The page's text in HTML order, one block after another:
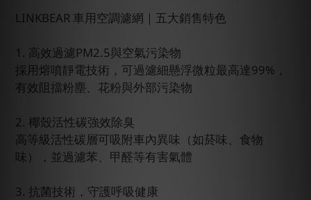
LINKBEAR 車用空調濾網｜五大銷售特色
1. 高效過濾PM2.5與空氣污染物
採用熔噴靜電技術，可過濾細懸浮微粒最高達99%，
有效阻擋粉塵、花粉與外部污染物
2. 椰殼活性碳強效除臭
高等級活性碳層可吸附車內異味（如菸味、食物
味），並過濾苯、甲醛等有害氣體
3. 抗菌技術，守護呼吸健康